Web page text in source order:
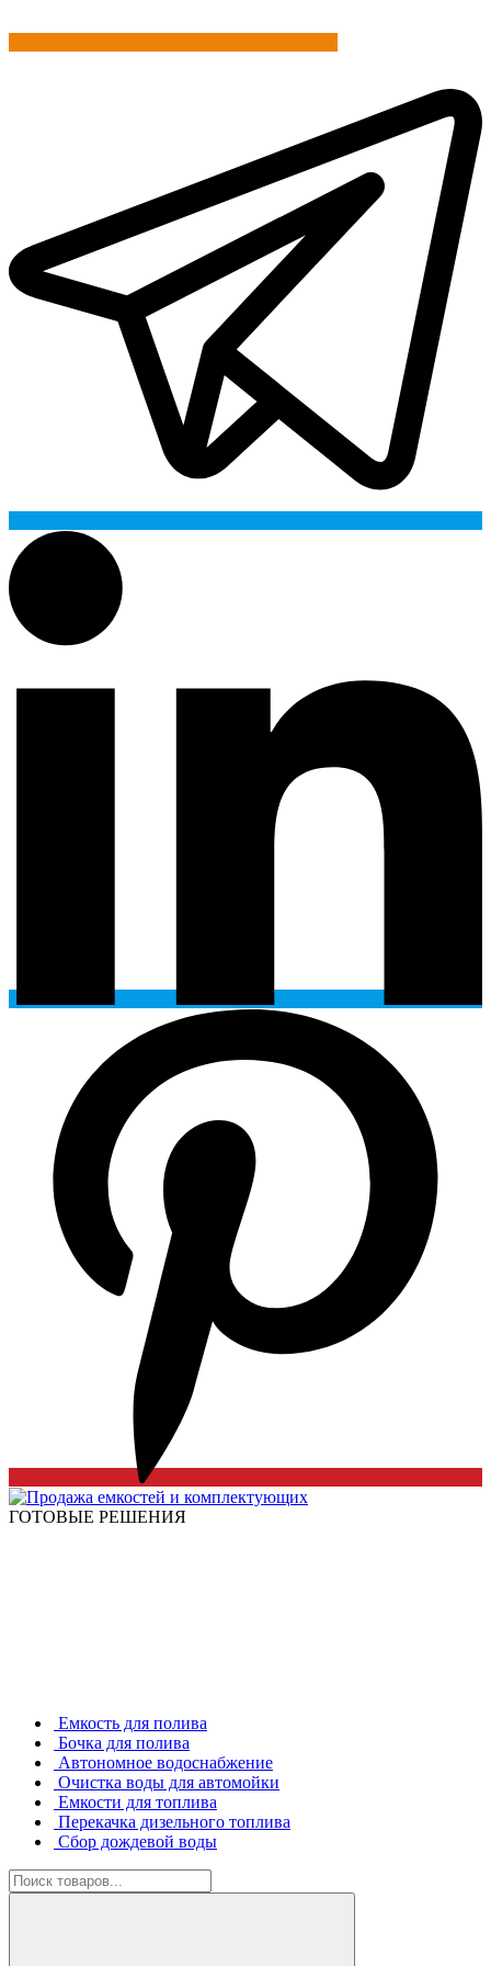
ГОТОВЫЕ РЕШЕНИЯ
Емкость для полива
Бочка для полива
Автономное водоснабжение
Очистка воды для автомойки
Емкости для топлива
Перекачка дизельного топлива
Сбор дождевой воды